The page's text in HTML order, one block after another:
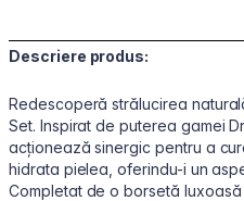
Descriere produs:
Redescoperă strălucirea
Set. Inspirat de puterea gamei
acționează sinergic pentru a
hidrata pielea, oferindu-i un
Completat de o borsetă